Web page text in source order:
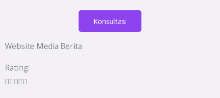
Konsultasi
Website Media Berita
Rating:

Rated